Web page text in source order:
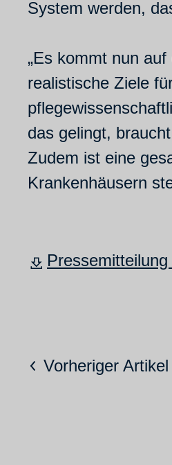
System werden,
„Es kommt nun
realistische Ziele
das gelingt,
Zudem ist eine
Krankenhäusern
Vorheriger Artikel